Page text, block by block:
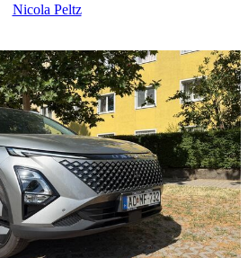
Nicola Peltz